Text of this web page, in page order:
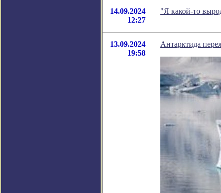
14.09.2024
12:27
"Я какой-то
13.09.2024
19:58
Антарктида